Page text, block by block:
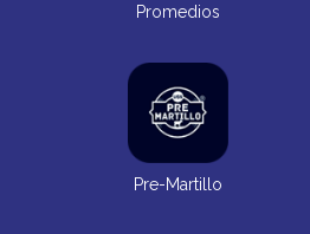
Promedios
Pre-Martillo